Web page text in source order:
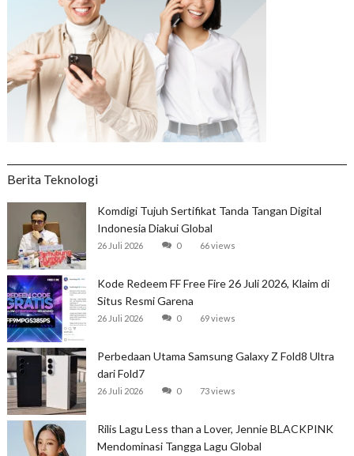
Berita Teknologi
Komdigi Tujuh Sertifikat Tanda Tangan Digital
Indonesia Diakui Global
26 Juli 2026 0 66 views
Kode Redeem FF Free Fire 26 Juli 2026, Klaim di
Situs Resmi Garena
26 Juli 2026 0 69 views
Perbedaan Utama Samsung Galaxy Z Fold8 Ultra
dari Fold7
26 Juli 2026 0 73 views
Rilis Lagu Less than a Lover, Jennie BLACKPINK
Mendominasi Tangga Lagu Global